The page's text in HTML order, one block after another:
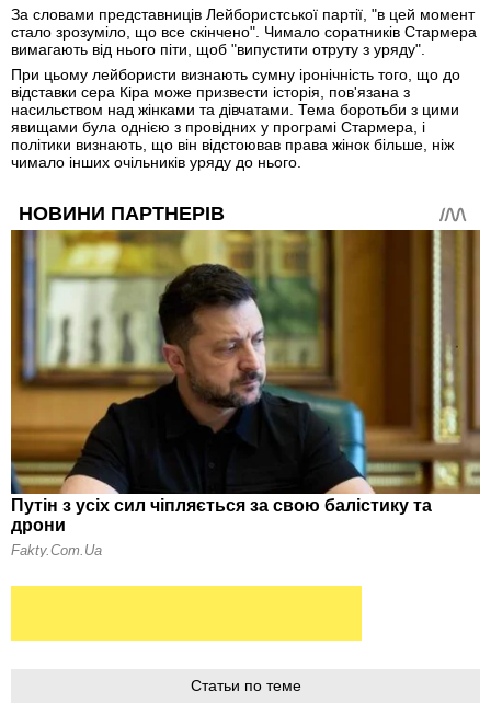
За словами представниців Лейбористської партії, "в цей момент
стало зрозуміло, що все скінчено". Чимало соратників Стармера
вимагають від нього піти, щоб "випустити отруту з уряду".
При цьому лейбористи визнають сумну іронічність того, що до
відставки сера Кіра може призвести історія, пов'язана з
насильством над жінками та дівчатами. Тема боротьби з цими
явищами була однією з провідних у програмі Стармера, і
політики визнають, що він відстоював права жінок більше, ніж
чимало інших очільників уряду до нього.
Статьи по теме